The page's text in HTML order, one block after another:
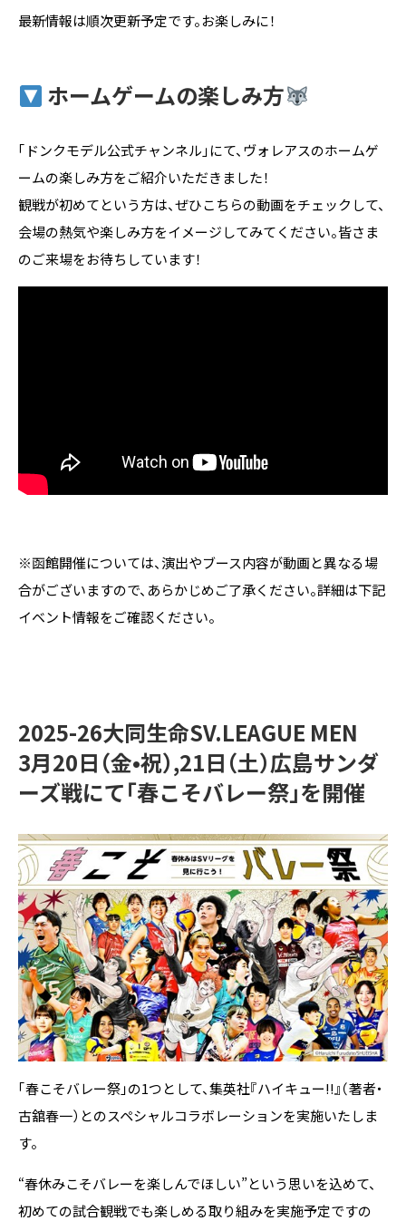
最新情報は順次更新予定です。お楽しみに！
ホームゲームの楽しみ方
「ドンクモデル公式チャンネル」にて、ヴォレアスのホームゲ
ームの楽しみ方をご紹介いただきました！
観戦が初めてという方は、ぜひこちらの動画をチェックして、
会場の熱気や楽しみ方をイメージしてみてください。皆さま
のご来場をお待ちしています！
※函館開催については、演出やブース内容が動画と異なる場
合がございますので、あらかじめご了承ください。詳細は下記
イベント情報をご確認ください。
2025-26大同生命SV.LEAGUE MEN
3月20日（金•祝）,21日（土）広島サンダ
ーズ戦にて「春こそバレー祭」を開催
「春こそバレー祭」の1つとして、集英社『ハイキュー!!』（著者・
古舘春一）とのスペシャルコラボレーションを実施いたしま
す。
“春休みこそバレーを楽しんでほしい”という思いを込めて、
初めての試合観戦でも楽しめる取り組みを実施予定ですの